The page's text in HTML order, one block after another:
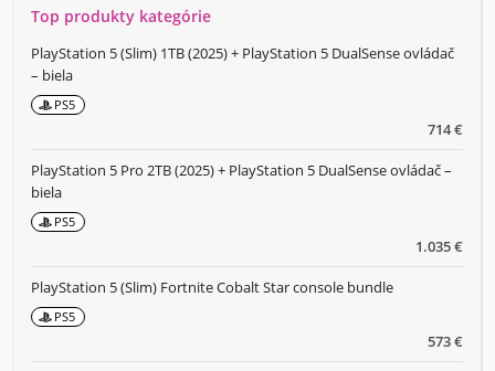
Top produkty kategórie
714 €
PlayStation 5 (Slim) 1TB (2025) + PlayStation 5 DualSense ovládač
– biela
PS5
1.035 €
PlayStation 5 Pro 2TB (2025) + PlayStation 5 DualSense ovládač –
biela
PS5
573 €
PlayStation 5 (Slim) Fortnite Cobalt Star console bundle
PS5